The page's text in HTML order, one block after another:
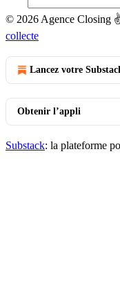
© 2026 Agence Closing
collecte
Lancez votre
Obtenir l’appli
Substack: la plateforme